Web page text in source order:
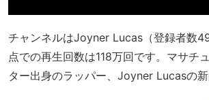
チャンネルはJoyner Lucas（登録者数
点での再生回数は118万回です。マサチ
ター出身のラッパー、Joyner Lucasの新